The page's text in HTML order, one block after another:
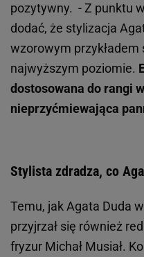
pozytywny. - Z punktu
dodać, że stylizacja
wzorowym
najwyższym poziomie.
dostosowana do rangi
nieprzyćmiewająca
Stylista zdradza, co
Temu, jak Agata Duda
przyjrzał się również
fryzur Michał Musiał.